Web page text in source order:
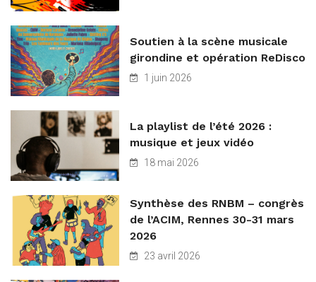
Soutien à la scène musicale
girondine et opération ReDisco
1 juin 2026
La playlist de l’été 2026 :
musique et jeux vidéo
18 mai 2026
Synthèse des RNBM – congrès
de l’ACIM, Rennes 30-31 mars
2026
23 avril 2026